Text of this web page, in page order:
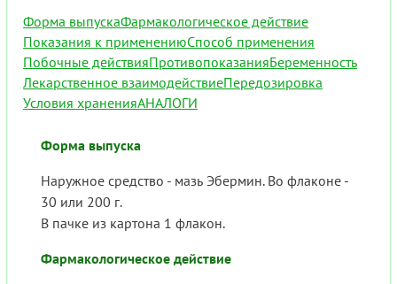
Форма выпускаФармакологическое действие
Показания к применениюСпособ применения
Побочные действияПротивопоказанияБеременность
Лекарственное взаимодействиеПередозировка
Условия храненияАНАЛОГИ
Форма выпуска
Наружное средство - мазь Эбермин. Во флаконе -
30 или 200 г.
В пачке из картона 1 флакон.
Фармакологическое действие